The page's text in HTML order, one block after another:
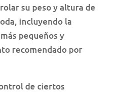
su peso y altura de
incluyendo la
pequeños y
recomendado por
de ciertos